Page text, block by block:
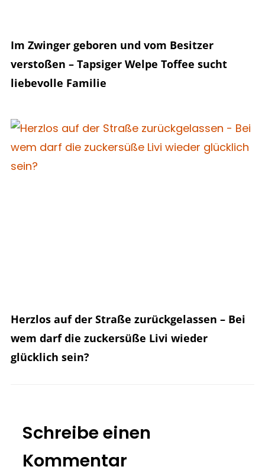
Im Zwinger geboren und vom Besitzer
verstoßen – Tapsiger Welpe Toffee sucht
liebevolle Familie
Herzlos auf der Straße zurückgelassen – Bei
wem darf die zuckersüße Livi wieder
glücklich sein?
Schreibe einen
Kommentar
Adresse*